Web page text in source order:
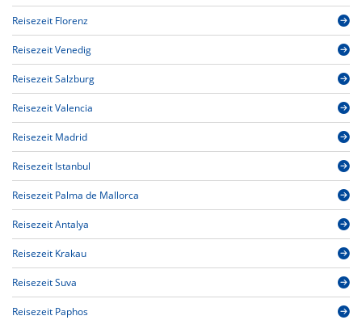
Reisezeit Florenz
Reisezeit Venedig
Reisezeit Salzburg
Reisezeit Valencia
Reisezeit Madrid
Reisezeit Istanbul
Reisezeit Palma de Mallorca
Reisezeit Antalya
Reisezeit Krakau
Reisezeit Suva
Reisezeit Paphos